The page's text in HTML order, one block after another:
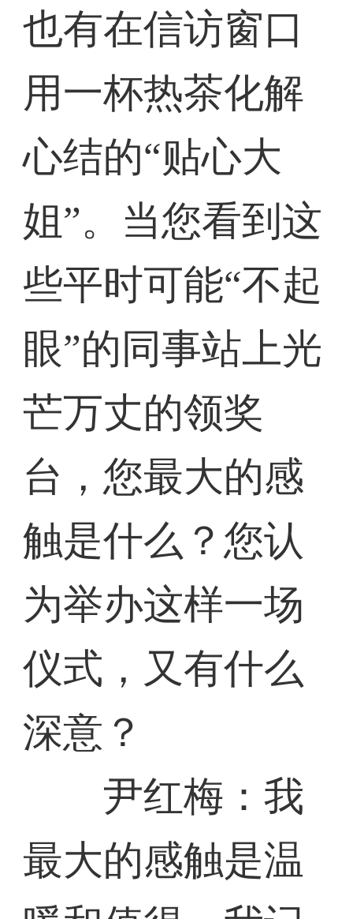
也有在信访窗口
用一杯热茶化解
心结的“贴心大
姐”。当您看到这
些平时可能“不起
眼”的同事站上光
芒万丈的领奖
台，您最大的感
触是什么？您认
为举办这样一场
仪式，又有什么
深意？
尹红梅：我
最大的感触是温